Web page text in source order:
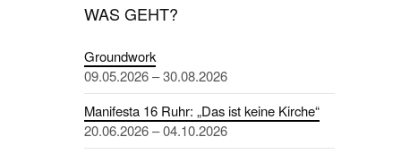
WAS GEHT?
Groundwork
09.05.2026 – 30.08.2026
Manifesta 16 Ruhr: „Das ist keine Kirche“
20.06.2026 – 04.10.2026